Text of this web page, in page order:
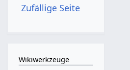
Zufällige Seite
Wikiwerkzeuge